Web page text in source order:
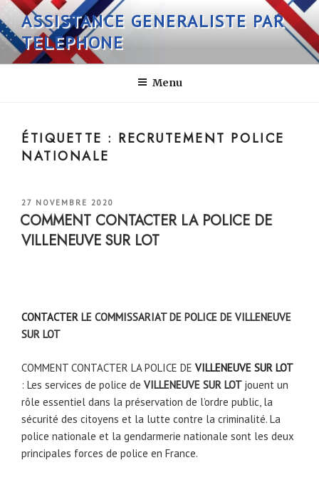
Aller
au
contenu
principal
ASSISTANCE GENERALISTE PAR
TELEPHONE
Menu
ÉTIQUETTE : RECRUTEMENT POLICE
NATIONALE
PUBLIÉ
LE
27 NOVEMBRE 2020
COMMENT CONTACTER LA POLICE DE
VILLENEUVE SUR LOT
CONTACTER LE COMMISSARIAT DE POLICE DE VILLENEUVE
SUR LOT
COMMENT CONTACTER LA POLICE DE VILLENEUVE SUR LOT
: Les services de police de VILLENEUVE SUR LOT jouent un
rôle essentiel dans la préservation de l’ordre public, la
sécurité des citoyens et la lutte contre la criminalité. La
police nationale et la gendarmerie nationale sont les deux
principales forces de police en France.